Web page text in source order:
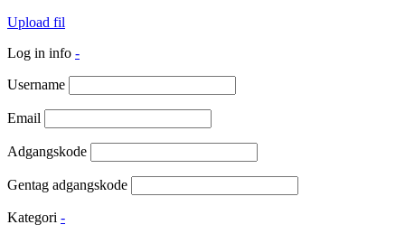
Upload fil
Log in info -
Username
Email
Adgangskode
Gentag adgangskode
Kategori -